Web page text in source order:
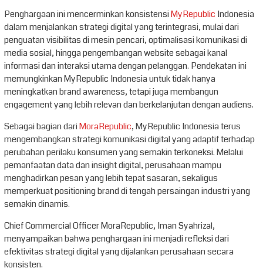
Penghargaan ini mencerminkan konsistensiMyRepublic Indonesia
dalam menjalankan strategi digital yang terintegrasi, mulai dari
penguatan visibilitas di mesin pencari, optimalisasi komunikasi di
media sosial, hingga pengembangan website sebagai kanal
informasi dan interaksi utama dengan pelanggan. Pendekatan ini
memungkinkan MyRepublic Indonesia untuk tidak hanya
meningkatkan brand awareness, tetapi juga membangun
engagement yang lebih relevan dan berkelanjutan dengan audiens.
Sebagai bagian dariMoraRepublic, MyRepublic Indonesia terus
mengembangkan strategi komunikasi digital yang adaptif terhadap
perubahan perilaku konsumen yang semakin terkoneksi. Melalui
pemanfaatan data dan insight digital, perusahaan mampu
menghadirkan pesan yang lebih tepat sasaran, sekaligus
memperkuat positioning brand di tengah persaingan industri yang
semakin dinamis.
Chief Commercial Officer MoraRepublic, Iman Syahrizal,
menyampaikan bahwa penghargaan ini menjadi refleksi dari
efektivitas strategi digital yang dijalankan perusahaan secara
konsisten.